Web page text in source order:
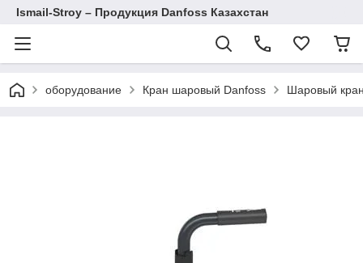
Ismail-Stroy – Продукция Danfoss Казахстан
оборудование Кран шаровый Danfoss Шаровый